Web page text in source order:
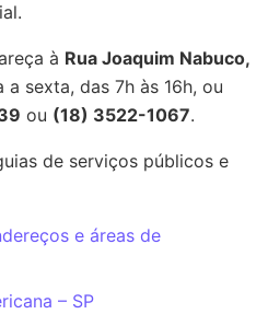
à Rua Joaquim Nabuco,
a sexta, das 7h às 16h, ou
ou (18) 3522-1067.
de serviços públicos e
e áreas de
– SP